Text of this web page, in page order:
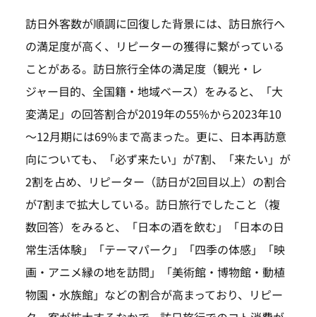
訪日外客数が順調に回復した背景には、訪日旅行へ
の満足度が高く、リピーターの獲得に繋がっている
ことがある。訪日旅行全体の満足度（観光・レ
ジャー目的、全国籍・地域ベース）をみると、「大
変満足」の回答割合が2019年の55%から2023年10
～12月期には69%まで高まった。更に、日本再訪意
向についても、「必ず来たい」が7割、「来たい」が
2割を占め、リピーター（訪日が2回目以上）の割合
が7割まで拡大している。訪日旅行でしたこと（複
数回答）をみると、「日本の酒を飲む」「日本の日
常生活体験」「テーマパーク」「四季の体感」「映
画・アニメ縁の地を訪問」「美術館・博物館・動植
物園・水族館」などの割合が高まっており、リピー